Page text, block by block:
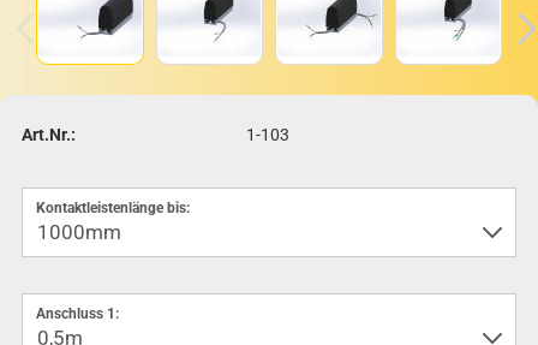
Art.Nr.: 1-103
Kontaktleistenlänge bis:
Anschluss 1: